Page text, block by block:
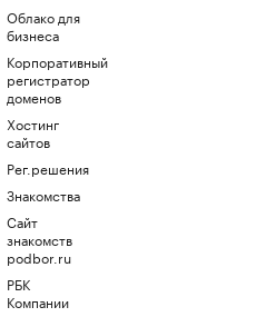
Облако для
бизнеса
Корпоративный
регистратор
доменов
Хостинг
сайтов
Рег.решения
Знакомства
Сайт
знакомств
podbor.ru
РБК
Компании